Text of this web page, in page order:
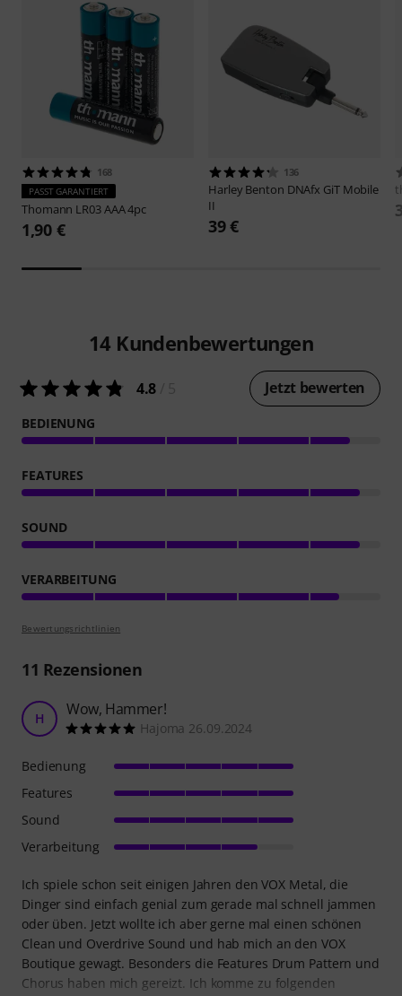
168
PASST GARANTIERT
Thomann LR03 AAA 4pc
1,90 €
136
Harley Benton DNAfx GiT Mobile
II
39 €
14 Kundenbewertungen
4.8 Jetzt bewerten
BEDIENUNG
FEATURES
SOUND
VERARBEITUNG
Bewertungsrichtlinien
11 Rezensionen
H Wow, Hammer!
Hajoma 26.09.2024
Ich spiele schon seit einigen Jahren den VOX Metal, die
Dinger sind einfach genial zum gerade mal schnell jammen
oder üben. Jetzt wollte ich aber gerne mal einen schönen
Clean und Overdrive Sound und hab mich an den VOX
Boutique gewagt. Besonders die Features Drum Pattern und
Chorus haben mich gereizt. Ich komme zu folgenden
Bedienung
Features
Sound
Verarbeitung